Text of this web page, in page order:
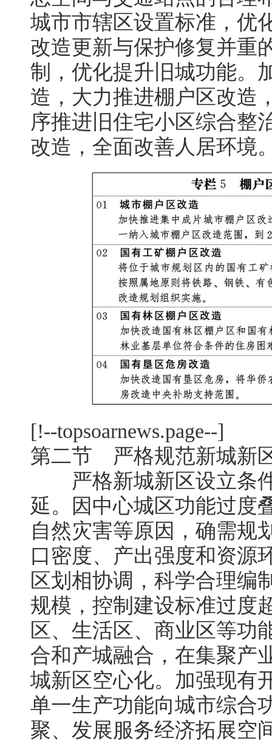
城市市辖区设置标准，优
改造更新与保护修复并重
制，优化提升旧城功能。
造，大力推进棚户区改造
序推进旧住宅小区综合整
改造，全面改善人居环境
[!--topsoarnews.page--]
第二节 严格规范新城新
严格新城新区设立条
延。因中心城区功能过度
自然灾害等原因，确需规
口密度、产出强度和资源
区划相协调，科学合理编
规模，控制建设标准过度
区、生活区、商业区等功
合和产城融合，在集聚产
城新区空心化。加强现有
单一生产功能向城市综合
聚、发展服务经济拓展空